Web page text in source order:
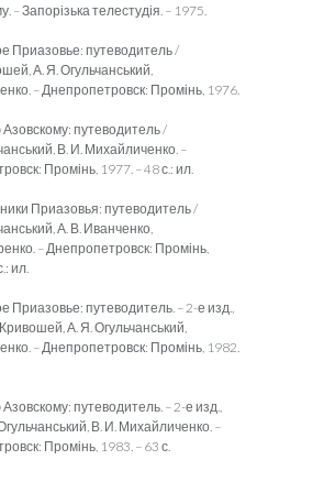
– Запорізька телестудія. – 1975.
Приазовье: путеводитель /
А. Я. Огульчан­ський,
– Днепропетровск: Промінь, 1976.
путеводитель /
В. И. Михайли­чен­ко. –
: Промінь, 1977. – 48 с.: ил.
Приазовья: путеводитель /
А. В. Иван­ченко,
– Днепропетровск: Промінь,
ил.
Приазовье: путеводитель. – 2-е изд.,
А. Я. Огульчанський,
– Днепропетровск: Промінь, 1982.
путеводитель. – 2-е изд.,
В. И. Ми­хайличенко. –
: Промінь, 1983. – 63 с.